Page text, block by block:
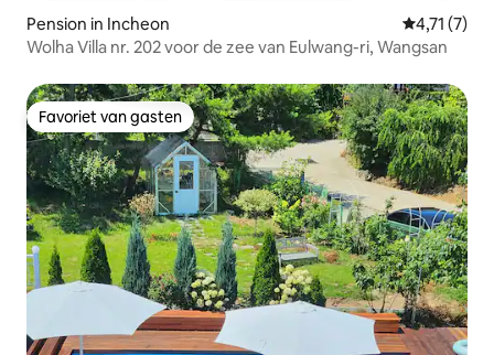
Pension in Incheon
4,71 (7)
Wolha Villa nr. 202 voor de zee van Eulwang-ri, Wangsan
Favoriet van gasten
Favoriet van gasten